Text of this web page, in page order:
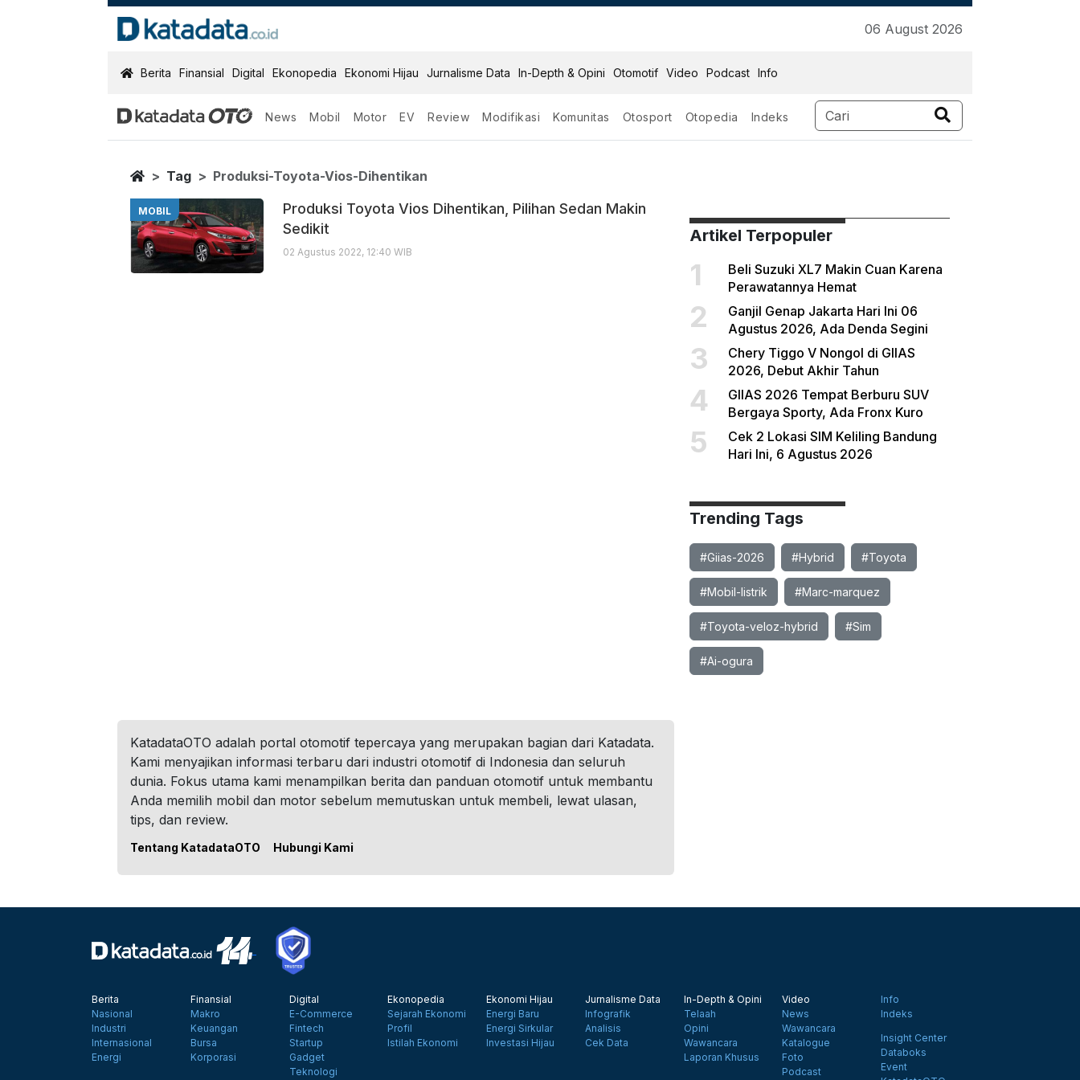
06 August 2026
KatadataOTO
Berita Finansial Digital Ekonopedia Ekonomi Hijau Jurnalisme Data In-Depth & Opini Otomotif Video Podcast Info
News Mobil Motor EV Review Modifikasi Komunitas Otosport Otopedia Indeks
Produksi Toyota Vios Dihentikan
Berita Terbaru
Home
Tag Produksi-Toyota-Vios-Dihentikan
MOBIL
Produksi Toyota Vios Dihentikan, Pilihan Sedan Makin
Sedikit
02 Agustus 2022, 12:40 WIB
Artikel Terpopuler
1
Beli Suzuki XL7 Makin Cuan Karena
Perawatannya Hemat
2
Ganjil Genap Jakarta Hari Ini 06
Agustus 2026, Ada Denda Segini
3
Chery Tiggo V Nongol di GIIAS
2026, Debut Akhir Tahun
4
GIIAS 2026 Tempat Berburu SUV
Bergaya Sporty, Ada Fronx Kuro
5
Cek 2 Lokasi SIM Keliling Bandung
Hari Ini, 6 Agustus 2026
Trending Tags
#Giias-2026 #Hybrid #Toyota
#Mobil-listrik #Marc-marquez
#Toyota-veloz-hybrid #Sim
#Ai-ogura
KatadataOTO adalah portal otomotif tepercaya yang merupakan bagian dari Katadata.
Kami menyajikan informasi terbaru dari industri otomotif di Indonesia dan seluruh
dunia. Fokus utama kami menampilkan berita dan panduan otomotif untuk membantu
Anda memilih mobil dan motor sebelum memutuskan untuk membeli, lewat ulasan,
tips, dan review.
Tentang KatadataOTO Hubungi Kami
Berita
Nasional
Industri
Internasional
Energi
Finansial
Makro
Keuangan
Bursa
Korporasi
Digital
E-Commerce
Fintech
Startup
Gadget
Teknologi
Ekonopedia
Sejarah Ekonomi
Profil
Istilah Ekonomi
Ekonomi Hijau
Energi Baru
Energi Sirkular
Investasi Hijau
Jurnalisme Data
Infografik
Analisis
Cek Data
In-Depth & Opini
Telaah
Opini
Wawancara
Laporan Khusus
Video
News
Wawancara
Katalogue
Foto
Podcast
Info
Indeks
Insight Center
Databoks
Event